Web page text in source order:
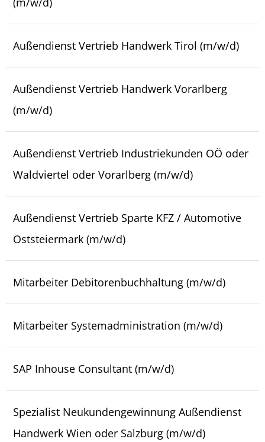
Außendienst Vertrieb Handwerk Tirol (m/w/d)
Außendienst Vertrieb Handwerk Vorarlberg
(m/w/d)
Außendienst Vertrieb Industriekunden OÖ oder
Waldviertel oder Vorarlberg (m/w/d)
Außendienst Vertrieb Sparte KFZ / Automotive
Oststeiermark (m/w/d)
Mitarbeiter Debitorenbuchhaltung (m/w/d)
Mitarbeiter Systemadministration (m/w/d)
SAP Inhouse Consultant (m/w/d)
Spezialist Neukundengewinnung Außendienst
Handwerk Wien oder Salzburg (m/w/d)